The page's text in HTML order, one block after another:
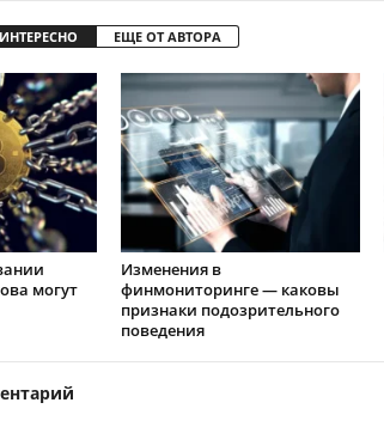
ЕЩЕ ОТ АВТОРА
могут
Изменения в
финмониторинге — каковы
признаки подозрительного
поведения